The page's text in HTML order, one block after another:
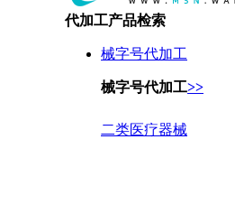
代加工产品检索
械字号代加工
械字号代加工>>
二类医疗器械